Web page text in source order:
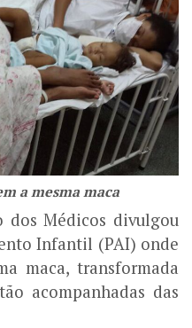
a mesma maca
dos Médicos divulgou
Infantil (PAI) onde
maca, transformada
acompanhadas das